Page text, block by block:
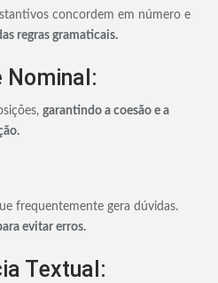
concordem em número e
regras gramaticais.
Nominal:
garantindo a coesão e a
frequentemente gera dúvidas.
evitar erros.
Textual: